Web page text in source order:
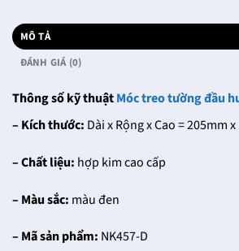
MÔ TẢ
ĐÁNH GIÁ (0)
Thông số kỹ thuậtMóc treo tường đầu
– Kích thước: Dài x Rộng x Cao = 205mm
– Chất liệu: hợp kim cao cấp
– Màu sắc: màu đen
– Mã sản phẩm: NK457-D